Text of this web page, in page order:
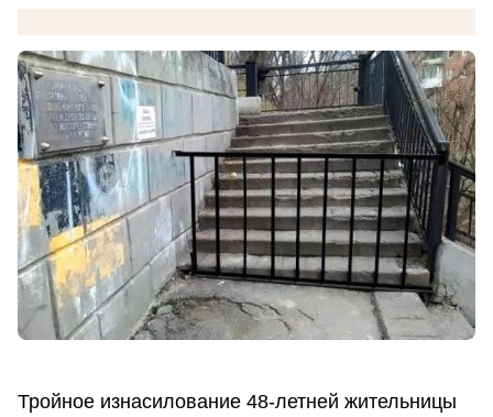
Тройное изнасилование 48-летней жительницы